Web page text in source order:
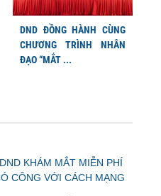
DND ĐỒNG HÀNH CÙNG
CHƯƠNG TRÌNH NHÂN
ĐẠO “MẮT ...
KHÁM MẮT MIỄN PHÍ
CÔNG VỚI CÁCH MẠNG